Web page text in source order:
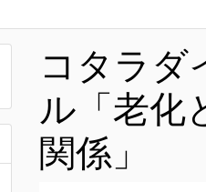
コタラダ
ル「老化
関係」